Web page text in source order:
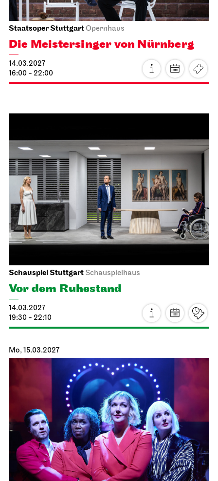
Staatsoper StuttgartOpernhaus
Die Meistersinger von Nürnberg
14.03.2027
16:00 - 22:00
Schauspiel Stuttgart Schauspielhaus
Vor dem Ruhestand
14.03.2027
19:30 - 22:10
Mo, 15.03.2027